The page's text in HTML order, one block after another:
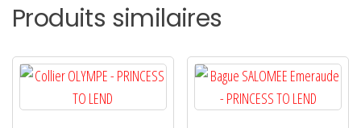
Produits similaires